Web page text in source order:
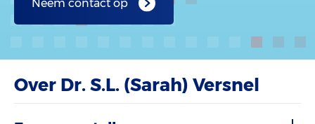
Neem contact op
Over Dr. S.L. (Sarah) Versnel